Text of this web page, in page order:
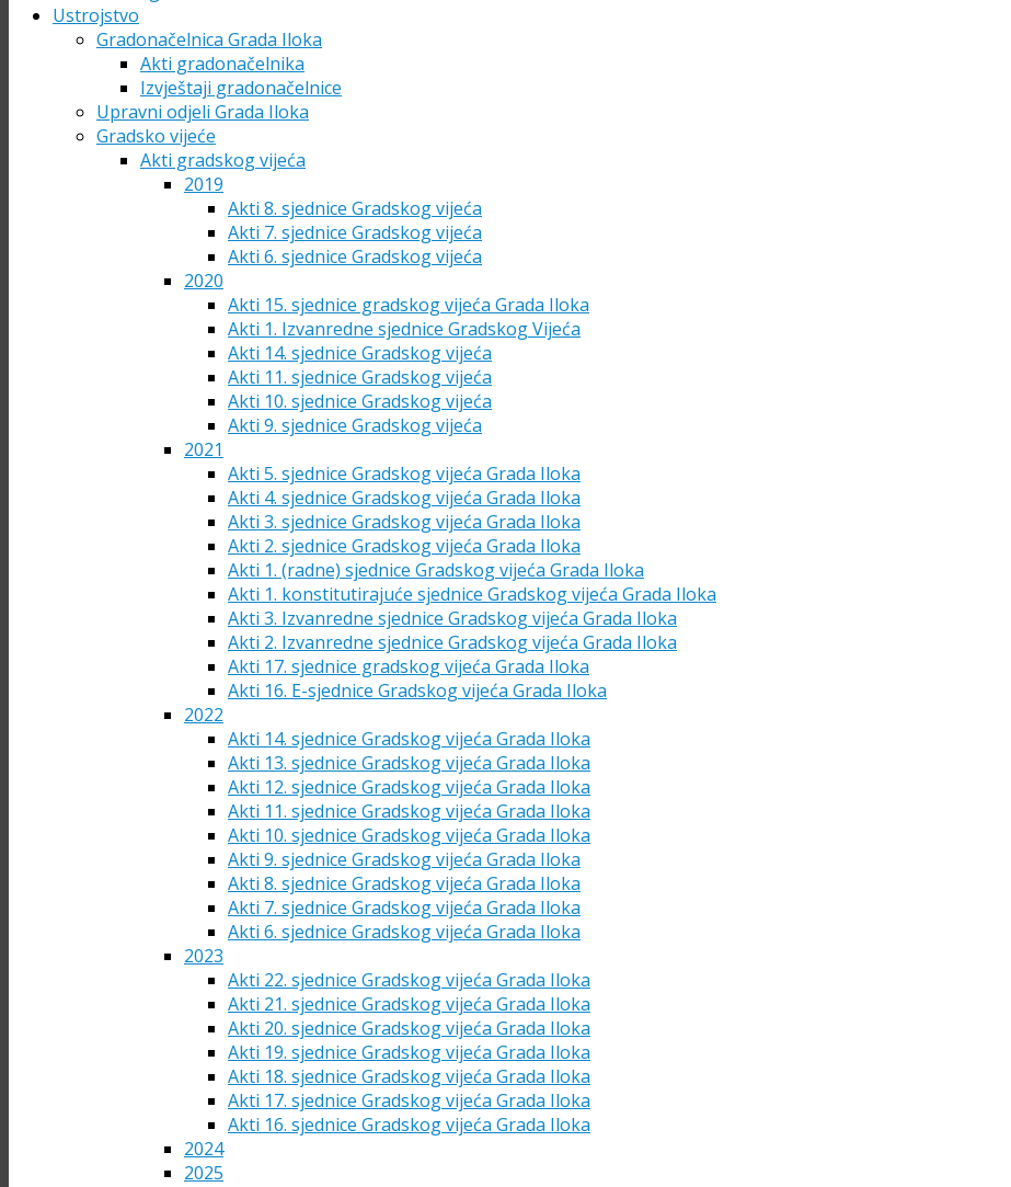
Ustrojstvo
Gradonačelnica Grada Iloka
Akti gradonačelnika
Izvještaji gradonačelnice
Upravni odjeli Grada Iloka
Gradsko vijeće
Akti gradskog vijeća
2019
Akti 8. sjednice Gradskog vijeća
Akti 7. sjednice Gradskog vijeća
Akti 6. sjednice Gradskog vijeća
2020
Akti 15. sjednice gradskog vijeća Grada Iloka
Akti 1. Izvanredne sjednice Gradskog Vijeća
Akti 14. sjednice Gradskog vijeća
Akti 11. sjednice Gradskog vijeća
Akti 10. sjednice Gradskog vijeća
Akti 9. sjednice Gradskog vijeća
2021
Akti 5. sjednice Gradskog vijeća Grada Iloka
Akti 4. sjednice Gradskog vijeća Grada Iloka
Akti 3. sjednice Gradskog vijeća Grada Iloka
Akti 2. sjednice Gradskog vijeća Grada Iloka
Akti 1. (radne) sjednice Gradskog vijeća Grada Iloka
Akti 1. konstitutirajuće sjednice Gradskog vijeća Grada Iloka
Akti 3. Izvanredne sjednice Gradskog vijeća Grada Iloka
Akti 2. Izvanredne sjednice Gradskog vijeća Grada Iloka
Akti 17. sjednice gradskog vijeća Grada Iloka
Akti 16. E-sjednice Gradskog vijeća Grada Iloka
2022
Akti 14. sjednice Gradskog vijeća Grada Iloka
Akti 13. sjednice Gradskog vijeća Grada Iloka
Akti 12. sjednice Gradskog vijeća Grada Iloka
Akti 11. sjednice Gradskog vijeća Grada Iloka
Akti 10. sjednice Gradskog vijeća Grada Iloka
Akti 9. sjednice Gradskog vijeća Grada Iloka
Akti 8. sjednice Gradskog vijeća Grada Iloka
Akti 7. sjednice Gradskog vijeća Grada Iloka
Akti 6. sjednice Gradskog vijeća Grada Iloka
2023
Akti 22. sjednice Gradskog vijeća Grada Iloka
Akti 21. sjednice Gradskog vijeća Grada Iloka
Akti 20. sjednice Gradskog vijeća Grada Iloka
Akti 19. sjednice Gradskog vijeća Grada Iloka
Akti 18. sjednice Gradskog vijeća Grada Iloka
Akti 17. sjednice Gradskog vijeća Grada Iloka
Akti 16. sjednice Gradskog vijeća Grada Iloka
2024
2025